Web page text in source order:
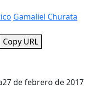
Gamaliel Churata
Copy URL
27 de febrero de 2017